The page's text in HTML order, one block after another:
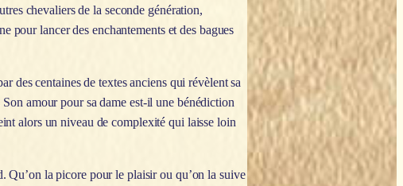
chevaliers de la seconde génération,
lancer des enchantements et des bagues
des centaines de textes anciens qui révèlent sa
amour pour sa dame est-il une bénédiction
alors un niveau de complexité qui laisse loin
Qu’on la picore pour le plaisir ou qu’on la suive